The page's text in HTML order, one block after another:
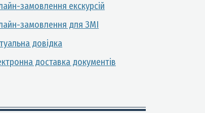
замовлення екскурсій
замовлення для ЗМІ
довідка
доставка документів